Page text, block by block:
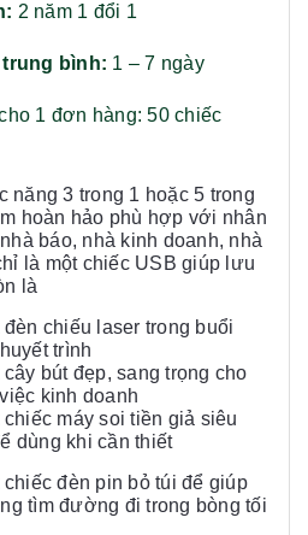
2 năm 1 đổi 1
bình: 1 – 7 ngày
1 đơn hàng: 50 chiếc
năng 3 trong 1 hoặc 5 trong
hoàn hảo phù hợp với nhân
báo, nhà kinh doanh, nhà
là một chiếc USB giúp lưu
là
chiếu laser trong buổi
trình
bút đẹp, sang trọng cho
kinh doanh
máy soi tiền giả siêu
dùng khi cần thiết
đèn pin bỏ túi để giúp
tìm đường đi trong bòng tối